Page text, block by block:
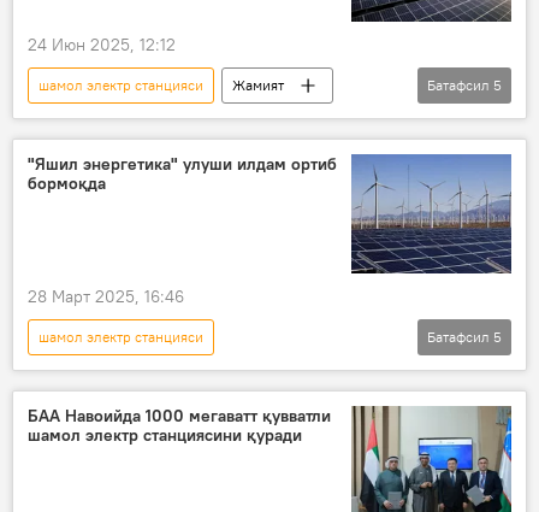
24 Июн 2025, 12:12
шамол электр станцияси
Жамият
Ўзбекистон
энергетика
Шавкат Мирзиёев
электр энергияси
сув
Батафсил 5
"Яшил энергетика" улуши илдам ортиб
бормоқда
28 Март 2025, 16:46
шамол электр станцияси
Энергетика вазирлиги
электр энергияси
қуёш фотоэлектр станцияси
Батафсил 5
БАА Навоийда 1000 мегаватт қувватли
шамол электр станциясини қуради